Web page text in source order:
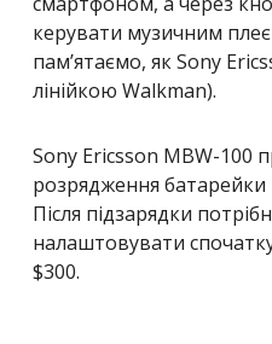
керувати музичним
пам’ятаємо, як Sony
лінійкою Walkman).
Sony Ericsson MBW-100
розрядження батарейки
Після підзарядки
налаштовувати
$300.